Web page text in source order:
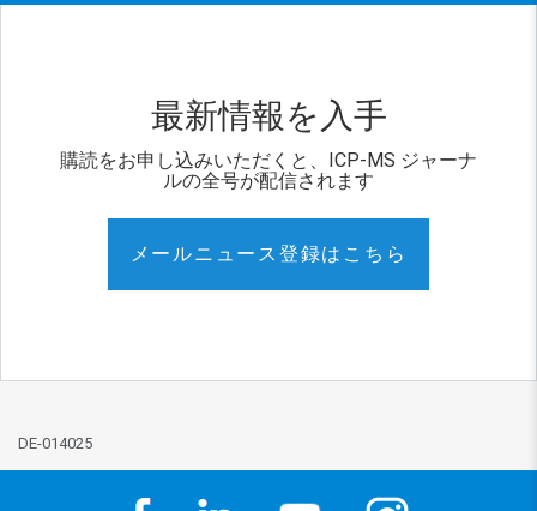
最新情報を入手
購読をお申し込みいただくと、ICP-MS ジャーナ
ルの全号が配信されます
メールニュース登録はこちら
DE-014025